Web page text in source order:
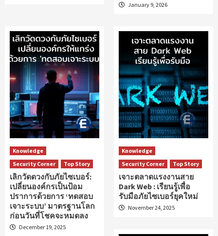
January 9, 2026
Knowledge
Security Corner
Top Story
เลิกวัดดวงกับภัยไซเบอร์:
เปลี่ยนองค์กรเป็นป้อม
ปราการด้วยการ ‘ทดสอบ
เจาะระบบ’ มาตรฐานโลก
ก่อนวันที่โชคจะหมดลง
December 19, 2025
Knowledge
Security Corner
Top Story
เจาะตลาดแรงงานสาย
Dark Web : เรียนรู้เพื่อ
รับมือภัยไซเบอร์ยุคใหม่
November 24, 2025